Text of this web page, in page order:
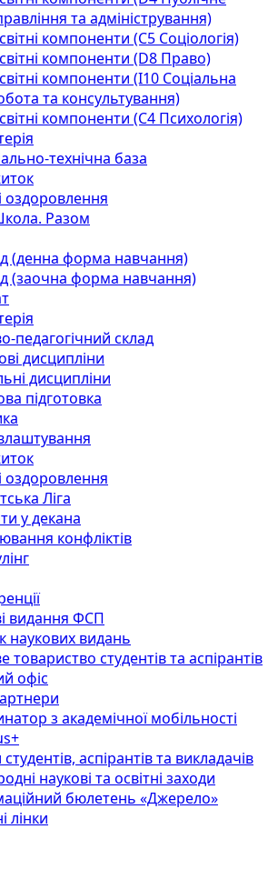
та адміністрування)
компоненти (С5 Соціологія)
компоненти (D8 Право)
компоненти (I10 Соціальна
та консультування)
компоненти (С4 Психологія)
технічна база
оздоровлення
Разом
(денна форма навчання)
(заочна форма навчання)
педагогічний склад
дисципліни
дисципліни
підготовка
оздоровлення
Ліга
у декана
конфліктів
видання ФСП
наукових видань
товариство студентів та аспірантів
офіс
з академічної мобільності
студентів, аспірантів та викладачів
наукові та освітні заходи
бюлетень «Джерело»
лінки